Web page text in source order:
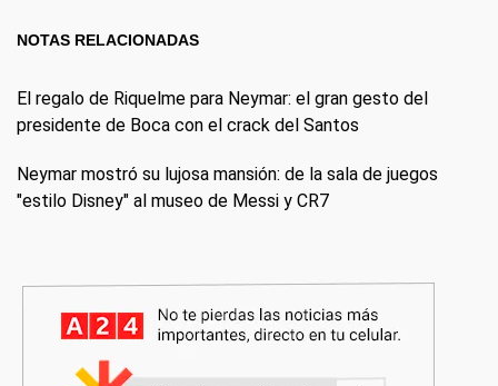
NOTAS RELACIONADAS
El regalo de Riquelme para Neymar: el gran gesto del
presidente de Boca con el crack del Santos
Neymar mostró su lujosa mansión: de la sala de juegos
"estilo Disney" al museo de Messi y CR7